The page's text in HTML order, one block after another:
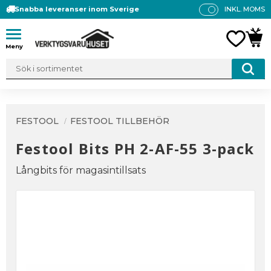
Meny
Snabba leveranser inom Sverige
P
INKL. MOMS
FESTOOL FESTOOL TILLBEHÖR
Festool Bits PH 2-AF-55 3-pack
Långbits för magasintillsats